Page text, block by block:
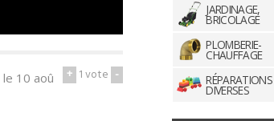
+ 1vote -
le 10 aoû
JARDINAGE,
BRICOLAGE
PLOMBERIE-
CHAUFFAGE
RÉPARATIONS
DIVERSES